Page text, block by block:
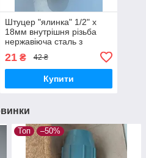
Штуцер "ялинка" 1/2" х
18мм внутрішня різьба
нержавіюча сталь з
покриттям хрому 15 мкм
21₴ 42 ₴
Купити
Топ –50%